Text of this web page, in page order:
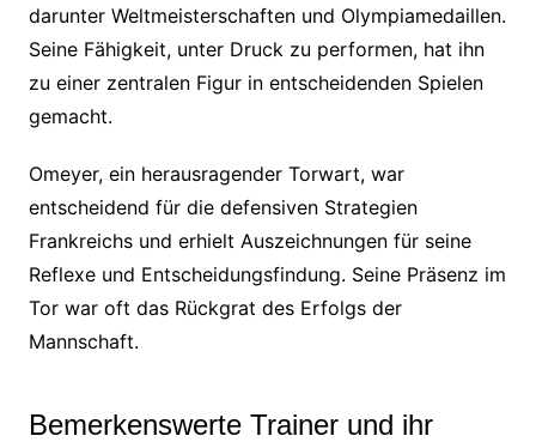
darunter Weltmeisterschaften und Olympiamedaillen.
Seine Fähigkeit, unter Druck zu performen, hat ihn
zu einer zentralen Figur in entscheidenden Spielen
gemacht.
Omeyer, ein herausragender Torwart, war
entscheidend für die defensiven Strategien
Frankreichs und erhielt Auszeichnungen für seine
Reflexe und Entscheidungsfindung. Seine Präsenz im
Tor war oft das Rückgrat des Erfolgs der
Mannschaft.
Bemerkenswerte Trainer und ihr